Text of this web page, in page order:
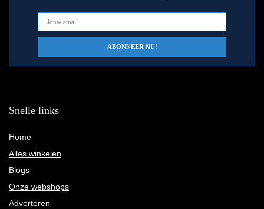
Snelle links
Home
Alles winkelen
Blogs
Onze webshops
Adverteren